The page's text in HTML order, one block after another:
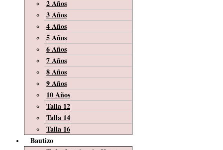
2 Años
3 Años
4 Años
5 Años
6 Años
7 Años
8 Años
9 Años
10 Años
Talla 12
Talla 14
Talla 16
Bautizo